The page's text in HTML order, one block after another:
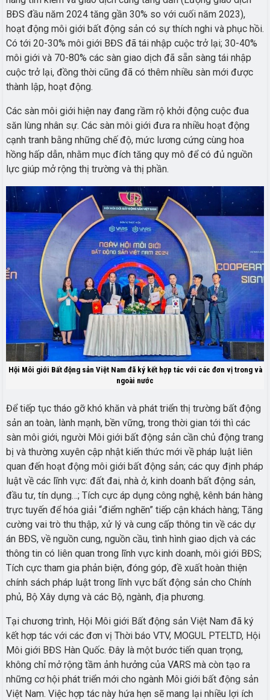
BĐS đầu năm 2024 tăng gần 30% so với cuối năm 2023),
hoạt động môi giới bất động sản có sự thích nghi và phục hồi.
Có tới 20-30% môi giới BĐS đã tái nhập cuộc trở lại; 30-40%
môi giới và 70-80% các sàn giao dịch đã sẵn sàng tái nhập
cuộc trở lại, đồng thời cũng đã có thêm nhiều sàn mới được
thành lập, hoạt động.
Các sàn môi giới hiện nay đang rầm rộ khởi động cuộc đua
săn lùng nhân sự. Các sàn môi giới đưa ra nhiều hoạt động
cạnh tranh bằng những chế độ, mức lương cứng cùng hoa
hồng hấp dẫn, nhằm mục đích tăng quy mô để có đủ nguồn
lực giúp mở rộng thị trường và thị phần.
Hội Môi giới Bất động sản Việt Nam đã ký kết hợp tác với các đơn vị trong và
ngoài nước
Để tiếp tục tháo gỡ khó khăn và phát triển thị trường bất động
sản an toàn, lành mạnh, bền vững, trong thời gian tới thì các
sàn môi giới, người Môi giới bất động sản cần chủ động trang
bị và thường xuyên cập nhật kiến thức mới về pháp luật liên
quan đến hoạt động môi giới bất động sản; các quy định pháp
luật về các lĩnh vực: đất đai, nhà ở, kinh doanh bất động sản,
đầu tư, tín dụng…; Tích cực áp dụng công nghệ, kênh bán hàng
trực tuyến để hóa giải “điểm nghẽn” tiếp cận khách hàng; Tăng
cường vai trò thu thập, xử lý và cung cấp thông tin về các dự
án BĐS, về nguồn cung, nguồn cầu, tình hình giao dịch và các
thông tin có liên quan trong lĩnh vực kinh doanh, môi giới BĐS;
Tích cực tham gia phản biện, đóng góp, đề xuất hoàn thiện
chính sách pháp luật trong lĩnh vực bất động sản cho Chính
phủ, Bộ Xây dựng và các Bộ, ngành, địa phương.
Tại chương trình, Hội Môi giới Bất động sản Việt Nam đã ký
kết hợp tác với các đơn vị Thời báo VTV, MOGUL PTELTD, Hội
Môi giới BĐS Hàn Quốc. Đây là một bước tiến quan trọng,
không chỉ mở rộng tầm ảnh hưởng của VARS mà còn tạo ra
những cơ hội phát triển mới cho ngành Môi giới bất động sản
Việt Nam. Việc hợp tác này hứa hẹn sẽ mang lại nhiều lợi ích